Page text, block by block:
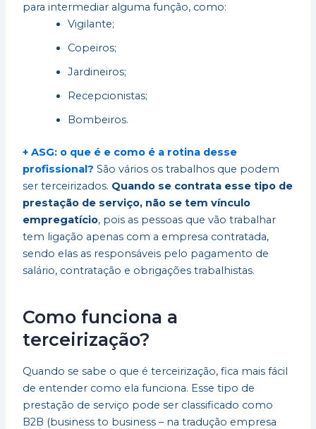
para intermediar alguma função, como:
Vigilante;
Copeiros;
Jardineiros;
Recepcionistas;
Bombeiros.
+ ASG: o que é e como é a rotina desse
profissional? São vários os trabalhos que podem
ser terceirizados. Quando se contrata esse tipo de
prestação de serviço, não se tem vínculo
empregatício, pois as pessoas que vão trabalhar
tem ligação apenas com a empresa contratada,
sendo elas as responsáveis pelo pagamento de
salário, contratação e obrigações trabalhistas.
Como funciona a
terceirização?
Quando se sabe o que é terceirização, fica mais fácil
de entender como ela funciona. Esse tipo de
prestação de serviço pode ser classificado como
B2B (business to business – na tradução empresa